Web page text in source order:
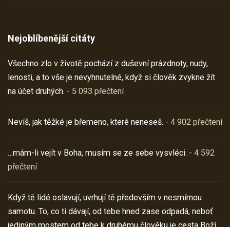
Nejoblíbenější citáty
Všechno zlo v životě pochází z duševní prázdnoty, nudy,
lenosti, a to vše je nevyhnutelné, když si člověk zvykne žít
na účet druhých. - 5 093 přečtení
Nevíš, jak těžké je břemeno, které neneseš. - 4 902 přečtení
…mám-li vejít v Boha, musím se ze sebe vysvléci. - 4 592
přečtení
Když tě lidé oslavují, uvrhují tě především v nesmírnou
samotu. To, co ti dávají, od tebe hned zase odpadá, neboť